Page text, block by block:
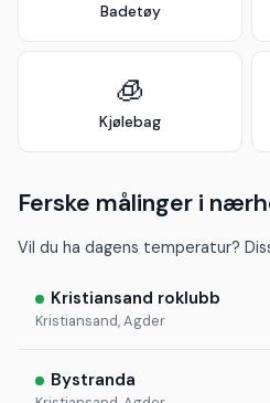
Badetøy
🧊
Kjølebag
Ferske målinger i
Vil du ha dagens temperatur?
Kristiansand roklubb
Kristiansand, Agder
Bystranda